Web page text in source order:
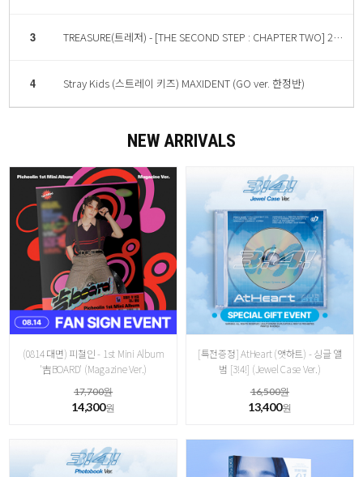
3 TREASURE(트레저) - [THE SECOND STEP : CHAPTER TWO] 2nd MINI ALBUM YG TAG ALBUM (RANDOM ver.) [4종 중 랜덤 1종]
4 Stray Kids (스트레이 키즈) MAXIDENT (GO ver. 한정반)
NEW ARRIVALS
(0814 대면) 피철인 - 1st Mini Album
'吉BOARD' (Magazine Ver.)
17,700원
14,300원
[특전증정] AtHeart (앳하트) - 싱글 앨
범 [3!4!] (Jewel Case Ver.)
16,500원
13,400원